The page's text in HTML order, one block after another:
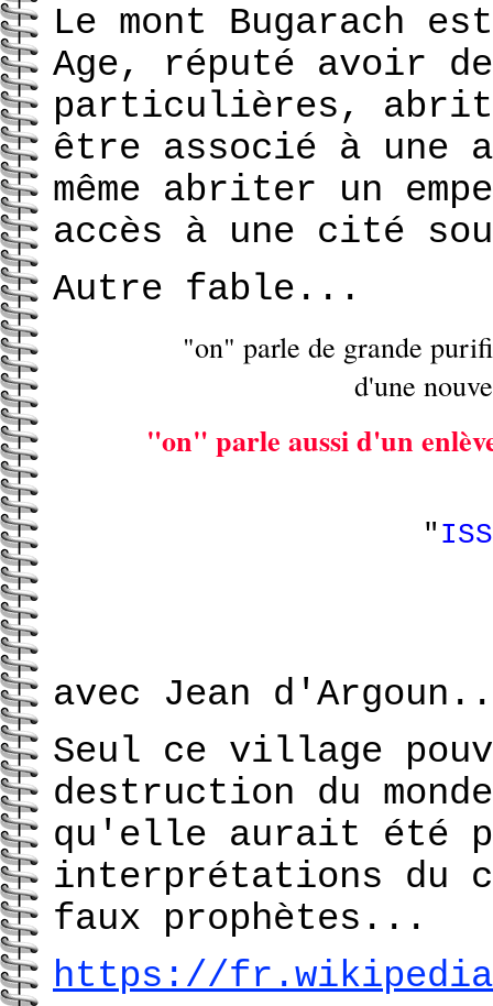
Le mont Bugarach
Age, réputé avoir
particulières,
être associé à une
même abriter un
accès à une cité
Autre fable...
"on" parle de grande
d'une
"on" parle aussi d'un
"
avec Jean d'Argoun
Seul ce village
destruction du
qu'elle aurait été
interprétations du
faux prophètes...
https://